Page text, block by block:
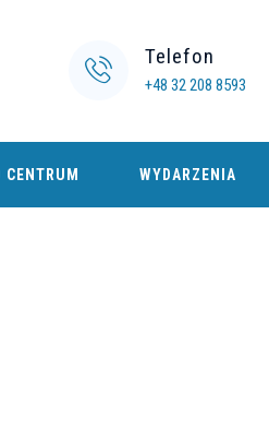
Telefon
+48 32 208 8593
CENTRUM WYDARZENIA